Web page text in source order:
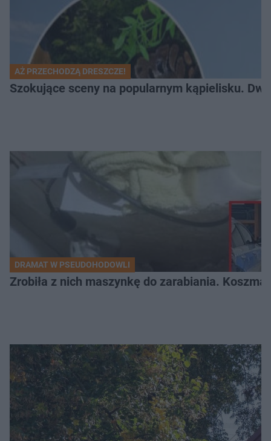
AŻ PRZECHODZĄ DRESZCZE!
Szokujące sceny na popularnym kąpielisku.
DRAMAT W PSEUDOHODOWLI
Zrobiła z nich maszynkę do zarabiania.